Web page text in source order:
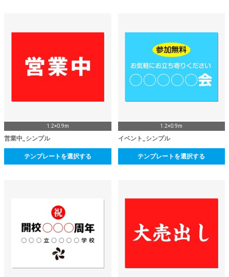
1.2×0.9m
営業中_シンプル
テンプレートを選択する
1.2×0.9m
イベント_シンプル
テンプレートを選択する